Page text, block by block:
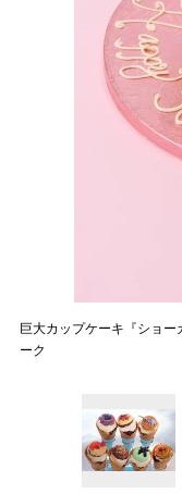
巨大カップケーキ『ショ
ーク